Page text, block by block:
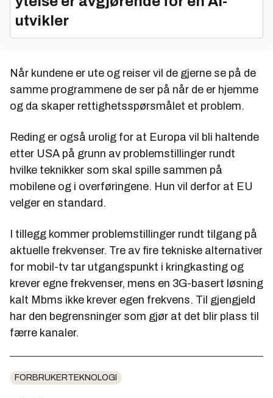
utvikler
Når kundene er ute og reiser vil de gjerne se på de
samme programmene de ser på når de er hjemme
og da skaper rettighetsspørsmålet et problem.
Reding er også urolig for at Europa vil bli haltende
etter USA på grunn av problemstillinger rundt
hvilke teknikker som skal spille sammen på
mobilene og i overføringene. Hun vil derfor at EU
velger en standard.
I tillegg kommer problemstillinger rundt tilgang på
aktuelle frekvenser. Tre av fire tekniske alternativer
for mobil-tv tar utgangspunkt i kringkasting og
krever egne frekvenser, mens en 3G-basert løsning
kalt Mbms ikke krever egen frekvens. Til gjengjeld
har den begrensninger som gjør at det blir plass til
færre kanaler.
FORBRUKERTEKNOLOGI